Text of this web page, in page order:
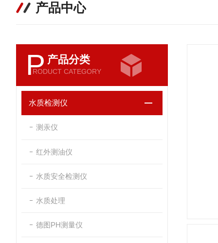
产品中心
P 产品分类
RODUCT CATEGORY
水质检测仪
测汞仪
红外测油仪
水质安全检测仪
水质处理
德图PH测量仪